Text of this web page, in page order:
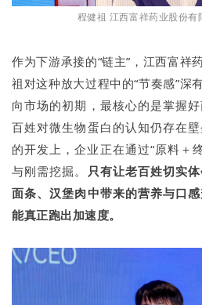
程健祖 江西富祥药业股份有
作为下游承接的“链主”，江西富祥
祖对这种放大过程中的“节奏感”深
向市场的初期，最核心的是掌握
百姓对微生物蛋白的认知仍存在
的开发上，企业正在通过“原料＋
与刚需挖掘。
只有让老百姓切实
面条、汉堡肉中带来的营养与口
能真正跑出加速度。